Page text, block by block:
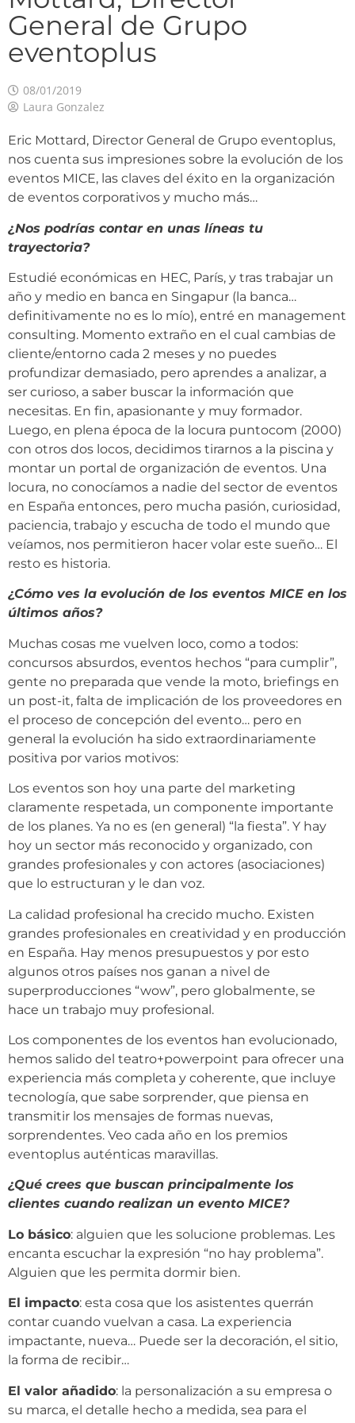
General de Grupo
eventoplus
08/01/2019
Laura Gonzalez
Eric Mottard, Director General de Grupo eventoplus,
nos cuenta sus impresiones sobre la evolución de los
eventos MICE, las claves del éxito en la organización
de eventos corporativos y mucho más…
¿Nos podrías contar en unas líneas tu
trayectoria?
Estudié económicas en HEC, París, y tras trabajar un
año y medio en banca en Singapur (la banca…
definitivamente no es lo mío), entré en management
consulting. Momento extraño en el cual cambias de
cliente/entorno cada 2 meses y no puedes
profundizar demasiado, pero aprendes a analizar, a
ser curioso, a saber buscar la información que
necesitas. En fin, apasionante y muy formador.
Luego, en plena época de la locura puntocom (2000)
con otros dos locos, decidimos tirarnos a la piscina y
montar un portal de organización de eventos. Una
locura, no conocíamos a nadie del sector de eventos
en España entonces, pero mucha pasión, curiosidad,
paciencia, trabajo y escucha de todo el mundo que
veíamos, nos permitieron hacer volar este sueño… El
resto es historia.
¿Cómo ves la evolución de los eventos MICE en los
últimos años?
Muchas cosas me vuelven loco, como a todos:
concursos absurdos, eventos hechos “para cumplir”,
gente no preparada que vende la moto, briefings en
un post-it, falta de implicación de los proveedores en
el proceso de concepción del evento… pero en
general la evolución ha sido extraordinariamente
positiva por varios motivos:
Los eventos son hoy una parte del marketing
claramente respetada, un componente importante
de los planes. Ya no es (en general) “la fiesta”. Y hay
hoy un sector más reconocido y organizado, con
grandes profesionales y con actores (asociaciones)
que lo estructuran y le dan voz.
La calidad profesional ha crecido mucho. Existen
grandes profesionales en creatividad y en producción
en España. Hay menos presupuestos y por esto
algunos otros países nos ganan a nivel de
superproducciones “wow”, pero globalmente, se
hace un trabajo muy profesional.
Los componentes de los eventos han evolucionado,
hemos salido del teatro+powerpoint para ofrecer una
experiencia más completa y coherente, que incluye
tecnología, que sabe sorprender, que piensa en
transmitir los mensajes de formas nuevas,
sorprendentes. Veo cada año en los premios
eventoplus auténticas maravillas.
¿Qué crees que buscan principalmente los
clientes cuando realizan un evento MICE?
Lo básico: alguien que les solucione problemas. Les
encanta escuchar la expresión “no hay problema”.
Alguien que les permita dormir bien.
El impacto: esta cosa que los asistentes querrán
contar cuando vuelvan a casa. La experiencia
impactante, nueva… Puede ser la decoración, el sitio,
la forma de recibir…
El valor añadido: la personalización a su empresa o
su marca, el detalle hecho a medida, sea para el